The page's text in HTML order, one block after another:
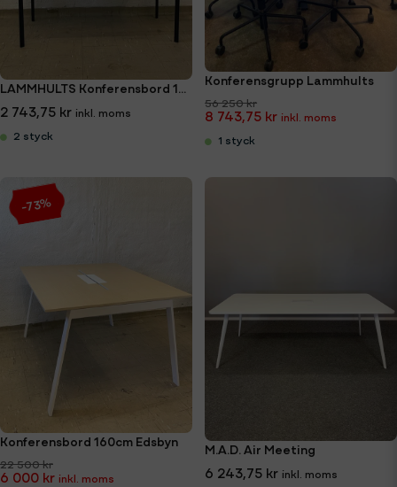
LAMMHULTS Konferensbord 140x71cm
2 743,75 kr
2 styck
Konferensgrupp Lammhults
56 250 kr
8 743,75 kr
1 styck
Konferensbord 160cm Edsbyn
22 500 kr
6 000 kr
-73%
M.A.D. Air Meeting
6 243,75 kr